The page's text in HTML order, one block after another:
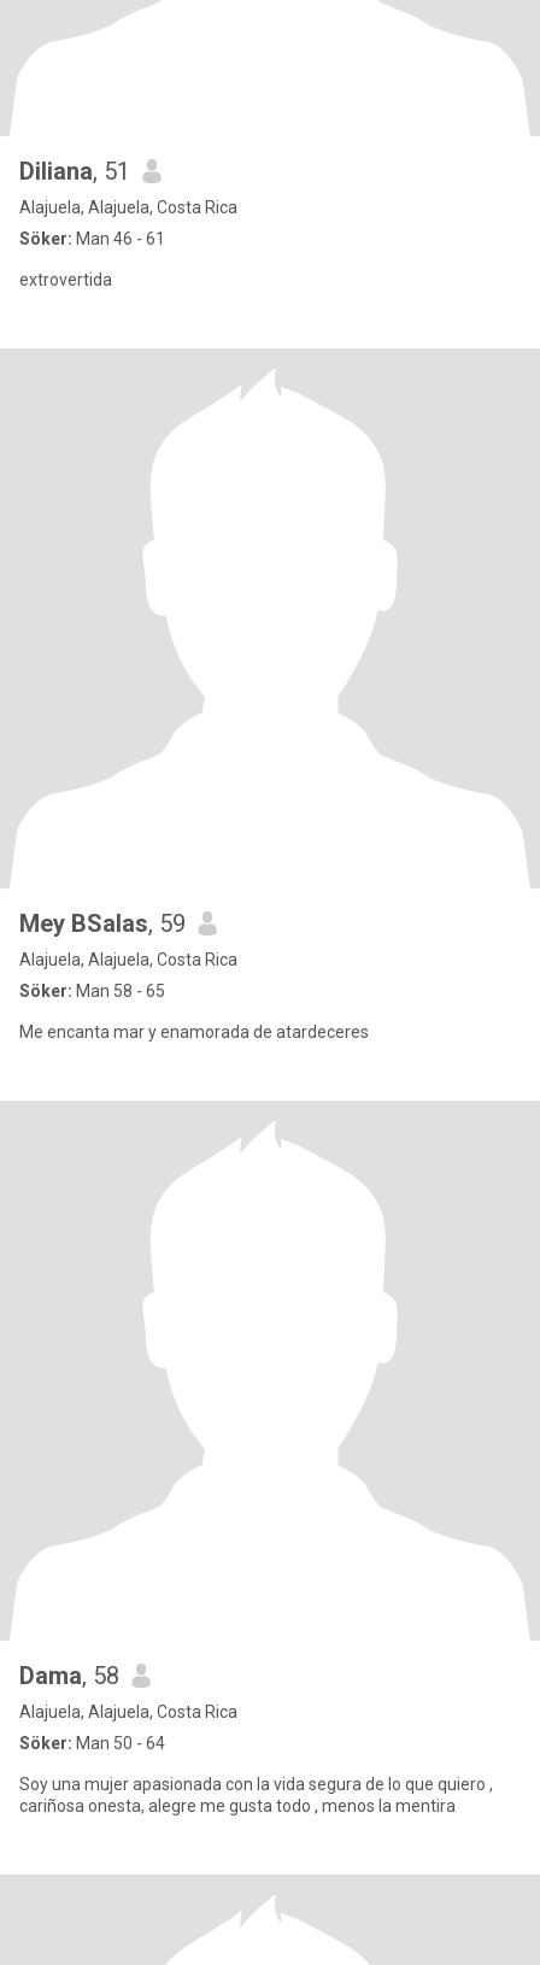
Diliana, 51
Alajuela, Alajuela, Costa Rica
Söker: Man 46 - 61
extrovertida
Mey BSalas, 59
Alajuela, Alajuela, Costa Rica
Söker: Man 58 - 65
Me encanta mar y enamorada de atardeceres
Dama, 58
Alajuela, Alajuela, Costa Rica
Söker: Man 50 - 64
Soy una mujer apasionada con la vida segura de lo que quiero ,
cariñosa onesta, alegre me gusta todo , menos la mentira